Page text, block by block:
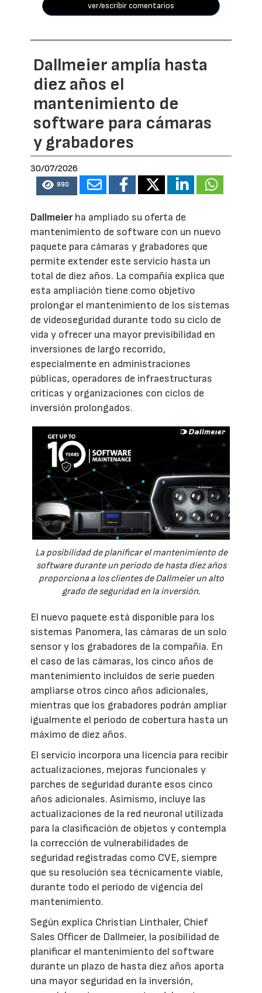
ver/escribir comentarios
Dallmeier amplía hasta
diez años el
mantenimiento de
software para cámaras
y grabadores
30/07/2026
990
Dallmeierha ampliado su oferta de
mantenimiento de software con un nuevo
paquete para cámaras y grabadores que
permite extender este servicio hasta un
total de diez años. La compañía explica que
esta ampliación tiene como objetivo
prolongar el mantenimiento de los sistemas
de videoseguridad durante todo su ciclo de
vida y ofrecer una mayor previsibilidad en
inversiones de largo recorrido,
especialmente en administraciones
públicas, operadores de infraestructuras
críticas y organizaciones con ciclos de
inversión prolongados.
La posibilidad de planificar el mantenimiento de
software durante un periodo de hasta diez años
proporciona a los clientes de Dallmeier un alto
grado de seguridad en la inversión.
El nuevo paquete está disponible para los
sistemas Panomera, las cámaras de un solo
sensor y los grabadores de la compañía. En
el caso de las cámaras, los cinco años de
mantenimiento incluidos de serie pueden
ampliarse otros cinco años adicionales,
mientras que los grabadores podrán ampliar
igualmente el periodo de cobertura hasta un
máximo de diez años.
El servicio incorpora una licencia para recibir
actualizaciones, mejoras funcionales y
parches de seguridad durante esos cinco
años adicionales. Asimismo, incluye las
actualizaciones de la red neuronal utilizada
para la clasificación de objetos y contempla
la corrección de vulnerabilidades de
seguridad registradas como CVE, siempre
que su resolución sea técnicamente viable,
durante todo el periodo de vigencia del
mantenimiento.
Según explica Christian Linthaler, Chief
Sales Officer de Dallmeier, la posibilidad de
planificar el mantenimiento del software
durante un plazo de hasta diez años aporta
una mayor seguridad en la inversión,